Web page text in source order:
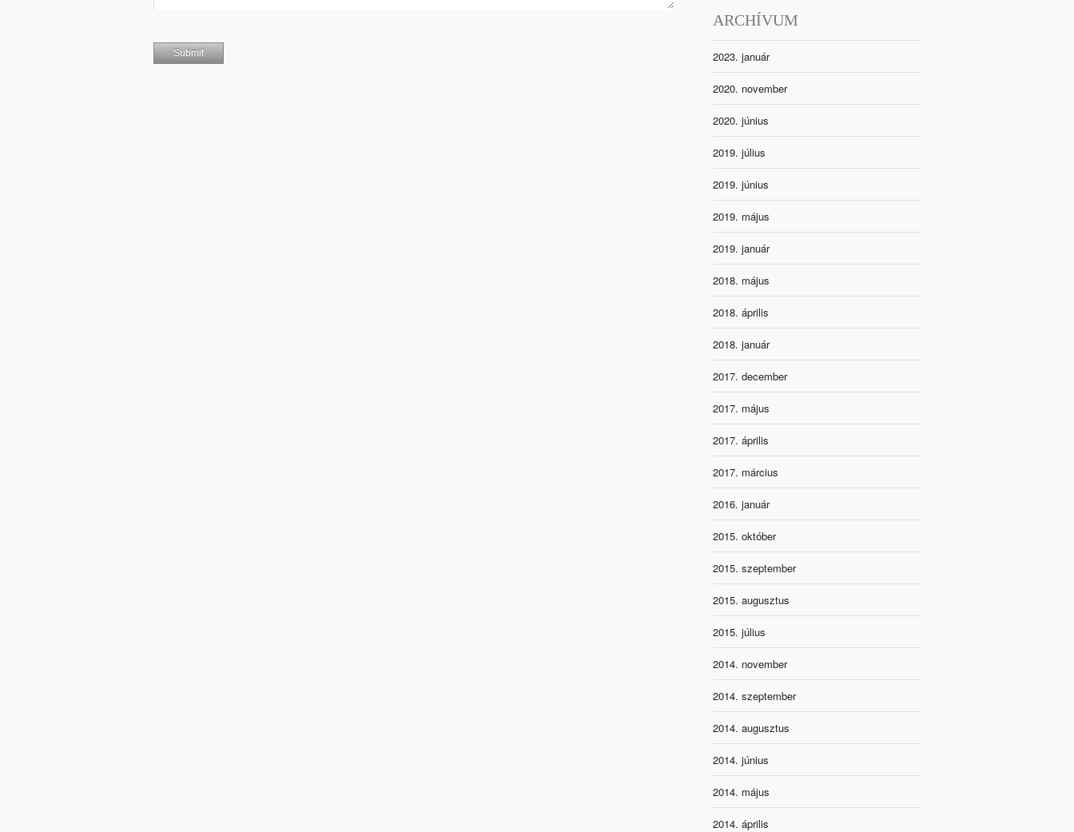
ARCHÍVUM
2023. január
2020. november
2020. június
2019. július
2019. június
2019. május
2019. január
2018. május
2018. április
2018. január
2017. december
2017. május
2017. április
2017. március
2016. január
2015. október
2015. szeptember
2015. augusztus
2015. július
2014. november
2014. szeptember
2014. augusztus
2014. június
2014. május
2014. április